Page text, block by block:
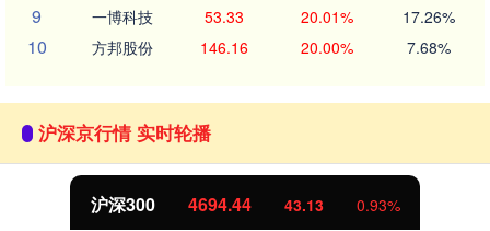
9 一博科技 53.33 20.01% 17.26%
10 方邦股份 146.16 20.00% 7.68%
沪深京行情 实时轮播
北证50 1134.24 11.37 1.01%